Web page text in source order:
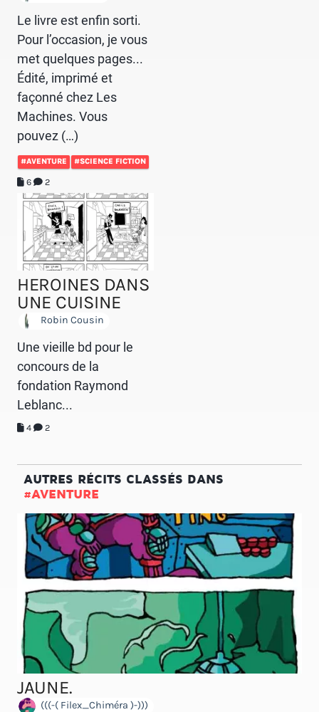
Le livre est enfin sorti.
Pour l’occasion, je vous
met quelques pages...
Édité, imprimé et
façonné chez Les
Machines. Vous
pouvez (…)
#AVENTURE #SCIENCE FICTION
6 2
HEROINES DANS
UNE CUISINE
Robin Cousin
Une vieille bd pour le
concours de la
fondation Raymond
Leblanc...
4 2
AUTRES RÉCITS CLASSÉS DANS
#AVENTURE
JAUNE.
(((-( Filex_Chiméra )-)))